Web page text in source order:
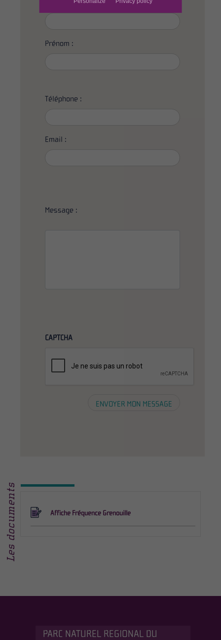
Les documents Affiche Fréquence Grenouille
Prénom :
Téléphone :
Email :
Message :
CAPTCHA
PARC NATUREL REGIONAL DU